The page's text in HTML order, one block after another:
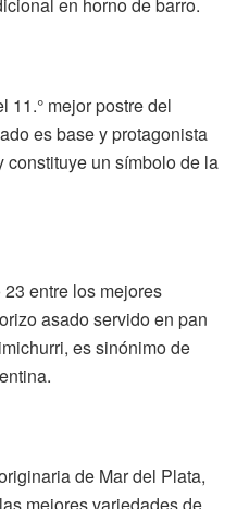
11.° mejor postre del
es base y protagonista
constituye un símbolo de la
entre los mejores
asado servido en pan
es sinónimo de
de Mar del Plata,
mejores variedades de